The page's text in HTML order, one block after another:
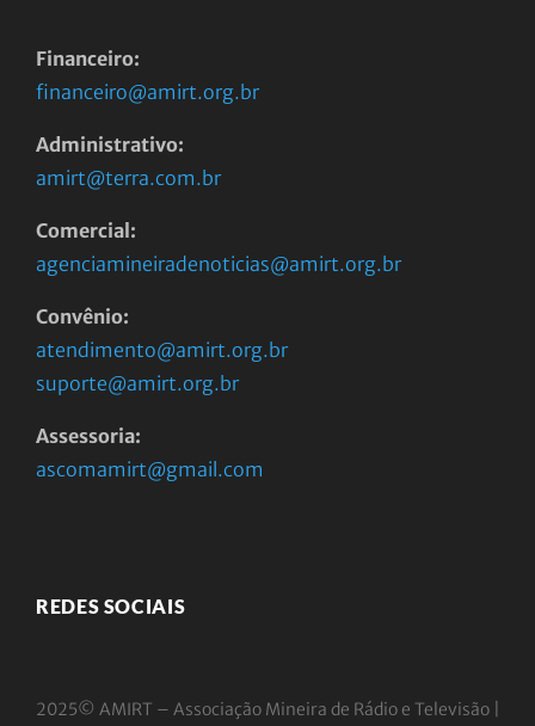
Financeiro:
financeiro@amirt.org.br
Administrativo:
amirt@terra.com.br
Comercial:
agenciamineiradenoticias@amirt.org.br
Convênio:
atendimento@amirt.org.br
suporte@amirt.org.br
Assessoria:
ascomamirt@gmail.com
REDES SOCIAIS
2025© AMIRT – Associação Mineira de Rádio e Televisão |